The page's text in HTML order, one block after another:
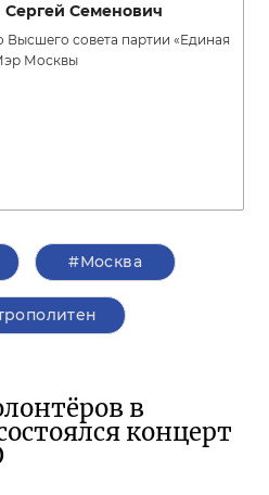
Семенович
совета партии «Единая
Москвы
#Москва
в
концерт